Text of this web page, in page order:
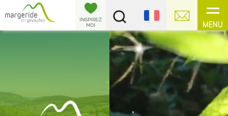
MENU
INSPIREZ
MOI
Panneau de gestion des cookies